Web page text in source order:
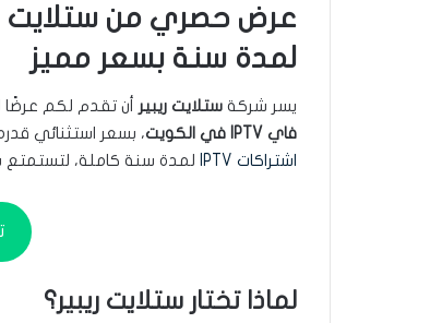
لمدة سنة بسعر مميز
يسر شركة ستلايت ريبير أن تقدم لكم عرضًا
فاي IPTV في الكويت
، بسعر استثنائي قدره 43.11 د.ك فقط! هذا العرض يشمل أيضًا حصولك مجاناً على
اشتراكات IPTV
لمدة سنة كاملة، لتستمتع
لماذا تختار ستلايت ريبير؟